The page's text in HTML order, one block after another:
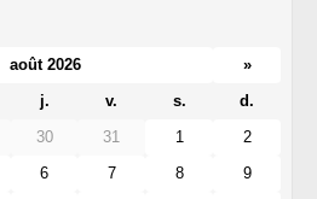
août 2026
»
j. v. s.
d.
30 31 1
2
6 7 8
9